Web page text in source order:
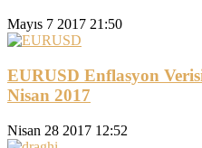
Mayıs 7 2017 21:50
EURUSD Enflasyon
Nisan 2017
Nisan 28 2017 12:52